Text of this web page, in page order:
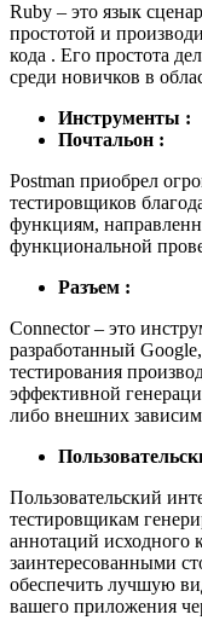
Ruby – это язык
простотой и
кода . Его простота
среди новичков в
Инструменты :
Почтальон :
Postman приобрел
тестировщиков
функциям,
функциональной
Разъем :
Connector – это
разработанный
тестирования
эффективной
либо внешних
Пользовательский
тестировщикам
аннотаций исходного
заинтересованными
обеспечить лучшую
вашего приложения